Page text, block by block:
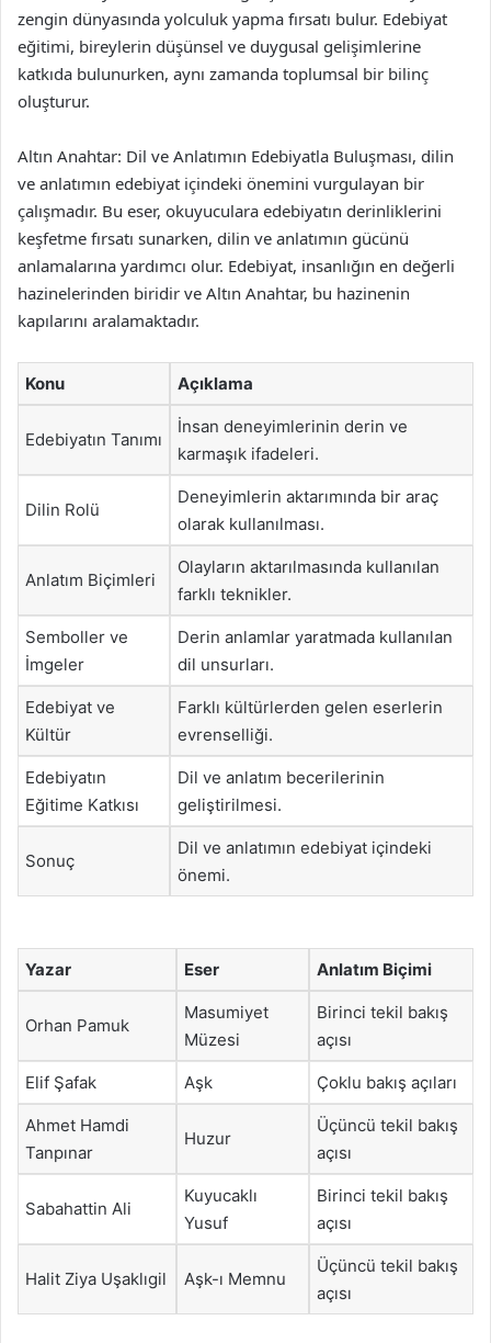
zengin dünyasında yolculuk yapma fırsatı bulur. Edebiyat
eğitimi, bireylerin düşünsel ve duygusal gelişimlerine
katkıda bulunurken, aynı zamanda toplumsal bir bilinç
oluşturur.
Altın Anahtar: Dil ve Anlatımın Edebiyatla Buluşması, dilin
ve anlatımın edebiyat içindeki önemini vurgulayan bir
çalışmadır. Bu eser, okuyuculara edebiyatın derinliklerini
keşfetme fırsatı sunarken, dilin ve anlatımın gücünü
anlamalarına yardımcı olur. Edebiyat, insanlığın en değerli
hazinelerinden biridir ve Altın Anahtar, bu hazinenin
kapılarını aralamaktadır.
Konu Açıklama
Edebiyatın Tanımı
İnsan deneyimlerinin derin ve
karmaşık ifadeleri.
Dilin Rolü
Deneyimlerin aktarımında bir araç
olarak kullanılması.
Anlatım Biçimleri
Olayların aktarılmasında kullanılan
farklı teknikler.
Semboller ve
İmgeler
Derin anlamlar yaratmada kullanılan
dil unsurları.
Edebiyat ve
Kültür
Farklı kültürlerden gelen eserlerin
evrenselliği.
Edebiyatın
Eğitime Katkısı
Dil ve anlatım becerilerinin
geliştirilmesi.
Sonuç
Dil ve anlatımın edebiyat içindeki
önemi.
Yazar Eser Anlatım Biçimi
Orhan Pamuk
Masumiyet
Müzesi
Birinci tekil bakış
açısı
Elif Şafak Aşk Çoklu bakış açıları
Ahmet Hamdi
Tanpınar
Huzur
Üçüncü tekil bakış
açısı
Sabahattin Ali
Kuyucaklı
Yusuf
Birinci tekil bakış
açısı
Halit Ziya Uşaklıgil Aşk-ı Memnu
Üçüncü tekil bakış
açısı